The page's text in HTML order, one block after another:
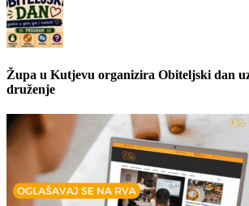
Župa u Kutjevu organizira Obiteljski dan
druženje